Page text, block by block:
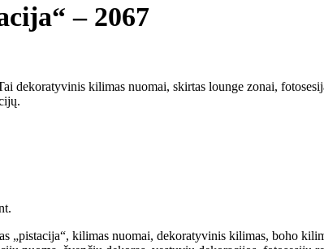
– 2067
dekoratyvinis kilimas nuomai, skirtas lounge zonai,
„pistacija“, kilimas nuomai, dekoratyvinis kilimas, boho